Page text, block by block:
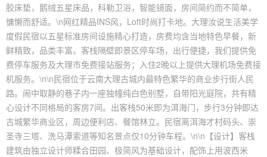
胶床垫，鹅绒五星床品，科勒卫浴，智能镜面，房间简约而不简单，
慵懒而舒适。\n网红精品INS风，Loft时尚打卡地。大理汝说生活美学
度假民宿以五星标准房间设施精心打造，房费均含当地特色早餐，新
鲜精致，品类丰富。客栈隔壁即景区停车场，出行便捷，我们提供免
费停车服务及大理市免费接站服务；入住2晚以上提供大理机场免费接
机服务。\n\n民宿位于云南大理古城内最特色繁华的商业步行街人民
路。闹中取静的巷子内一座独幢纯白色别墅，自带阳光庭院，共有精
心设计不同格局的客房7间。出客栈50米即为洱海门，步行3分钟即达
古城繁华商业区，周边便利店、餐馆林立。民宿离洱海才村码头、崇
圣寺三塔、洗马潭索道等知名景点仅10分钟车程。\n\n【设计】客栈
建筑由独立设计师糅合田园、极简风为基础设计，配饰上用波西米